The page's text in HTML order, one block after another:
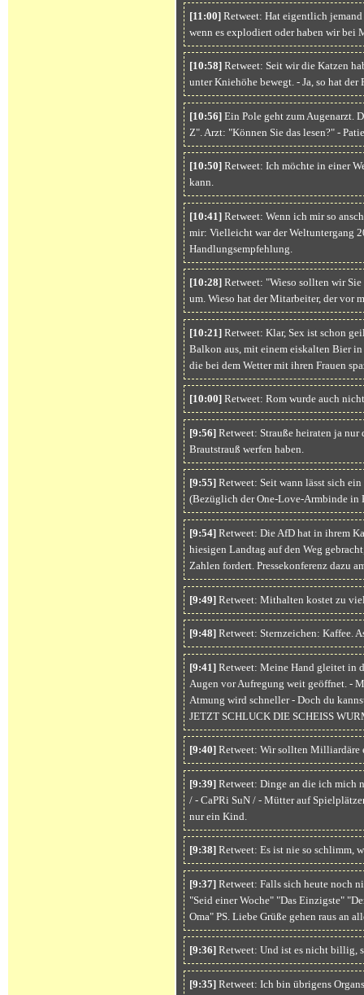
[11:00]Retweet: Hat eigentlich jemand
wenn es explodiert oder haben wir bei
[10:58]Retweet: Seit wir die Katzen
unter Kniehöhe bewegt. - Ja, so hat
[10:56]Ein Pole geht zum Augenarzt.
Z". Arzt: "Können Sie das lesen?" -
[10:50]Retweet: Ich möchte in einer
kann.
[10:41]Retweet: Wenn ich mir so
mir: Vielleicht war der Weltuntergang
Handlungsempfehlung.
[10:28]Retweet: "Wieso sollten wir
um. Wieso hat der Mitarbeiter, der vor
[10:21]Retweet: Klar, Sex ist schon
Balkon aus, mit einem eiskalten Bier
die bei dem Wetter mit ihren Frauen
[10:00]Retweet: Rom wurde auch
[9:56]Retweet: Strauße heiraten ja nur
Brautstrauß werfen haben.
[9:55]Retweet: Seit wann lässt sich
(Bezüglich der One-Love-Armbinde in
[9:54]Retweet: Die AfD hat in ihrem
hiesigen Landtag auf den Weg
Zahlen fordert. Pressekonferenz
[9:49]Retweet: Mithalten kostet zu
[9:48]Retweet: Sternzeichen: Kaffee.
[9:41]Retweet: Meine Hand gleitet in
Augen vor Aufregung weit geöffnet. -
Atmung wird schneller - Doch du
JETZT SCHLUCK DIE SCHEISS
[9:40]Retweet: Wir sollten Milliardäre
[9:39]Retweet: Dinge an die ich mich
/ - CaPRi SuN / - Mütter auf
nur ein Kind.
[9:38]Retweet: Es ist nie so schlimm,
[9:37]Retweet: Falls sich heute noch
"Seid einer Woche" "Das Einzigste"
Oma" PS. Liebe Grüße gehen raus an
[9:36]Retweet: Und ist es nicht billig,
[9:35]Retweet: Ich bin übrigens